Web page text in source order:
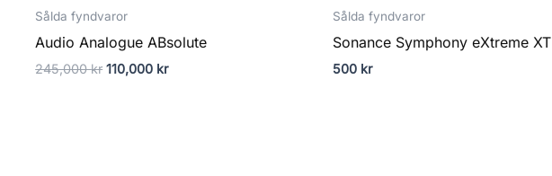
Sålda fyndvaror
Audio Analogue ABsolute
245,000kr 110,000 kr
Sålda fyndvaror
Sonance Symphony eXtreme XT
500 kr